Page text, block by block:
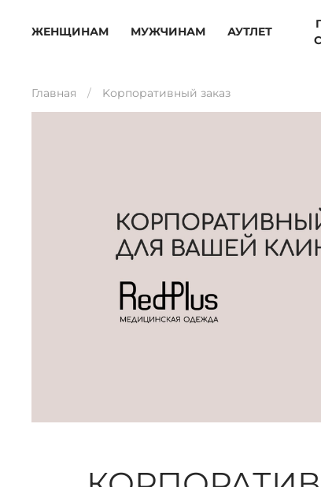
ЖЕНЩИНАМ МУЖЧИНАМ АУТЛЕТ
Главная Kорпоративный заказ